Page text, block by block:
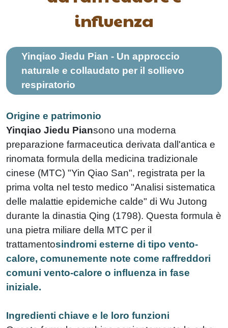
influenza
Yinqiao Jiedu Pian - Un approccio
naturale e collaudato per il sollievo
respiratorio
Origine e patrimonio
Yinqiao Jiedu Piansono una moderna
preparazione farmaceutica derivata dall'antica e
rinomata formula della medicina tradizionale
cinese (MTC) "Yin Qiao San", registrata per la
prima volta nel testo medico "Analisi sistematica
delle malattie epidemiche calde" di Wu Jutong
durante la dinastia Qing (1798). Questa formula è
una pietra miliare della MTC per il
trattamentosindromi esterne di tipo vento-
calore, comunemente note come raffreddori
comuni vento-calore o influenza in fase
iniziale.
Ingredienti chiave e le loro funzioni